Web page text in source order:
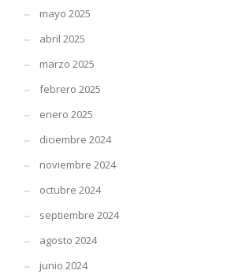
mayo 2025
abril 2025
marzo 2025
febrero 2025
enero 2025
diciembre 2024
noviembre 2024
octubre 2024
septiembre 2024
agosto 2024
junio 2024